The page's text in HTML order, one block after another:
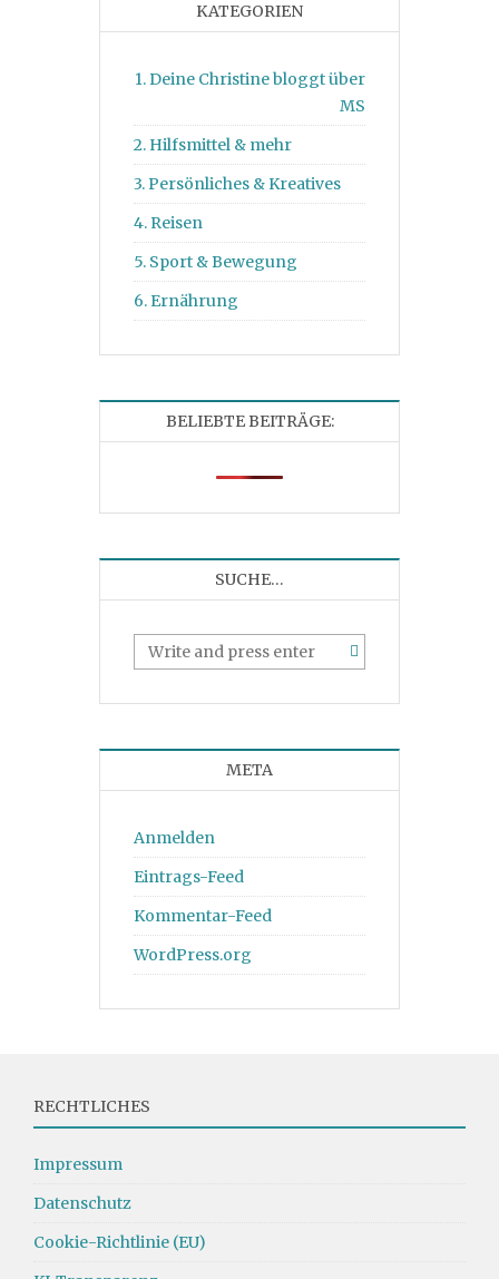
KATEGORIEN
1. Deine Christine bloggt über
MS
2. Hilfsmittel & mehr
3. Persönliches & Kreatives
4. Reisen
5. Sport & Bewegung
6. Ernährung
BELIEBTE BEITRÄGE:
SUCHE…
META
Anmelden
Eintrags-Feed
Kommentar-Feed
WordPress.org
RECHTLICHES
Impressum
Datenschutz
Cookie-Richtlinie (EU)